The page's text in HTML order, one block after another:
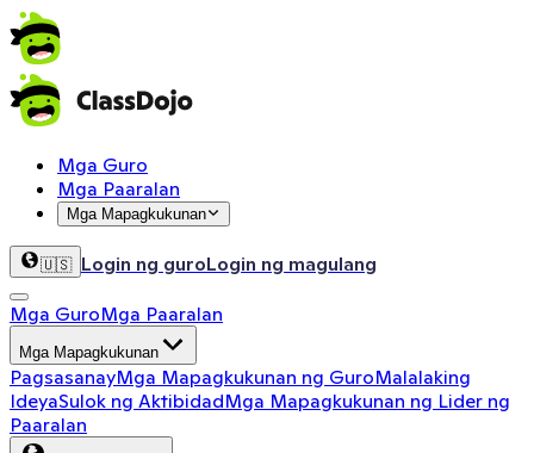
Mga Guro
Mga Paaralan
Mga Mapagkukunan
🇺🇸 Login ng guroLogin ng magulang
Mga GuroMga Paaralan
Mga Mapagkukunan
PagsasanayMga Mapagkukunan ng GuroMalalaking
IdeyaSulok ng AktibidadMga Mapagkukunan ng Lider ng
Paaralan